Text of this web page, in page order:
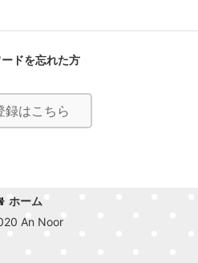
ドを忘れた方
録はこちら
ホーム
An Noor